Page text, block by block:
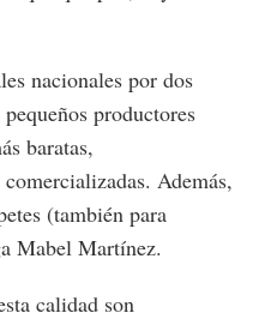
nacionales por dos
productores
baratas,
Además,
(también para
Mabel Martínez.
calidad son